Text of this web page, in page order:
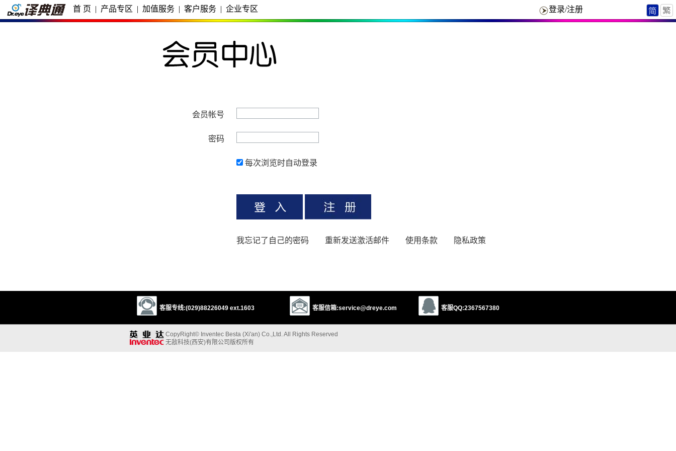
首 页 | 产品专区 | 加值服务 | 客户服务 | 企业专区 登录/注册
会员帐号
密码
每次浏览时自动登录
我忘记了自己的密码 重新发送激活邮件 使用条款 隐私政策
客服专线:(029)88226049 ext.1603 客服信箱:service@dreye.com 客服QQ:2367567380
CopyRight© Inventec Besta (Xi'an) Co.,Ltd. All Rights Reserved
无敌科技(西安)有限公司版权所有